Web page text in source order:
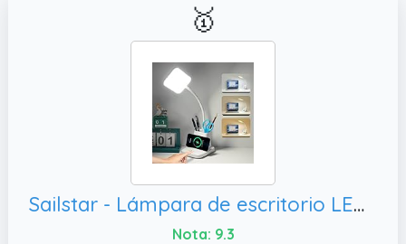
🥇
Sailstar - Lámpara de escritorio LED con cargador inalámbrico, lámparas de estudio
Nota: 9.3